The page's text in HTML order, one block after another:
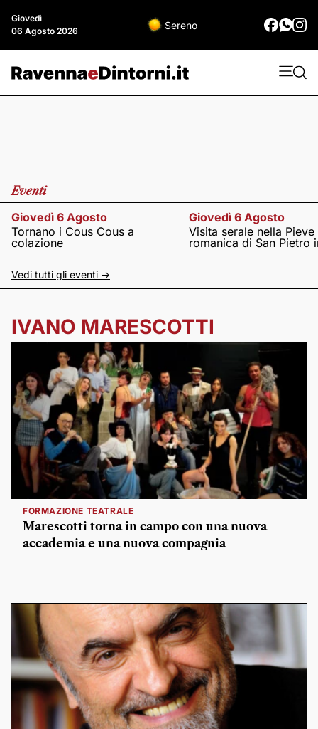
Giovedì
06 Agosto 2026
Sereno
Eventi
Giovedì 6 Agosto
Tornano i Cous Cous a
colazione
Giovedì 6 Agosto
Visita serale nella Pieve
romanica di San Pietro
Vedi tutti gli eventi ->
IVANO MARESCOTTI
FORMAZIONE TEATRALE
Marescotti torna in campo con una nuova
accademia e una nuova compagnia